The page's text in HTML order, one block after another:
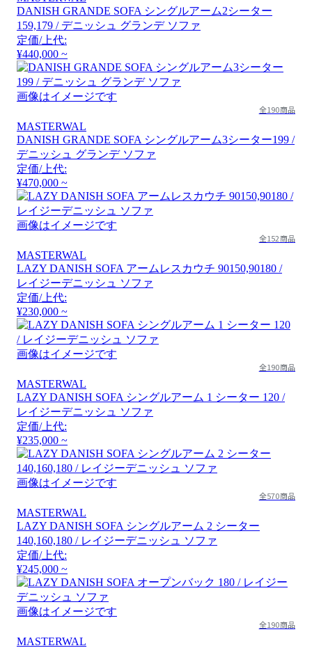
DANISH GRANDE SOFA シングルアーム2シーター
159,179 / デニッシュ グランデ ソファ
定価/上代:
¥440,000 ~
画像はイメージです
全190商品
MASTERWAL
DANISH GRANDE SOFA シングルアーム3シーター199 /
デニッシュ グランデ ソファ
定価/上代:
¥470,000 ~
画像はイメージです
全152商品
MASTERWAL
LAZY DANISH SOFA アームレスカウチ 90150,90180 /
レイジーデニッシュ ソファ
定価/上代:
¥230,000 ~
画像はイメージです
全190商品
MASTERWAL
LAZY DANISH SOFA シングルアーム 1 シーター 120 /
レイジーデニッシュ ソファ
定価/上代:
¥235,000 ~
画像はイメージです
全570商品
MASTERWAL
LAZY DANISH SOFA シングルアーム 2 シーター
140,160,180 / レイジーデニッシュ ソファ
定価/上代:
¥245,000 ~
画像はイメージです
全190商品
MASTERWAL